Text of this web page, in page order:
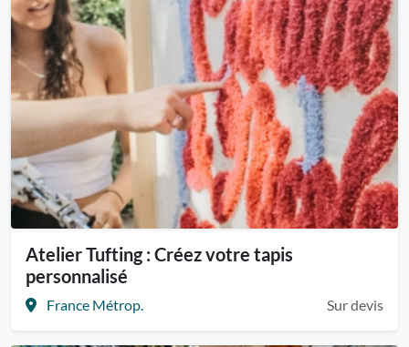
Atelier Tufting : Créez votre tapis
personnalisé
France Métrop. Sur devis